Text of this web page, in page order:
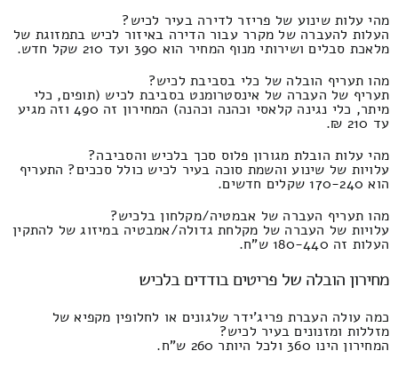
מהי עלות שינוע של פריזר לדירה בעיר לכיש?
העלות להעברה של מקרר עבור הדירה באיזור לכיש בתמזוגת של
מלאכת סבלים ושירותי מנוף המחיר הוא 390 ועד 210 שקל חדש.
מהו תעריף הובלה של כלי בסביבת לכיש?
תעריף של העברה של אינסטרומנט בסביבת לכיש (תופים, כלי
מיתר, כלי נגינה קלאסי וכהנה וכהנה) המחירון זה 490 וזה מגיע
עד 210 ₪.
מהי עלות הובלת מגורון פלוס סכך בלכיש והסביבה?
עלויות של שינוע והשמת סוכה בעיר לכיש כולל סככים? התעריף
הוא 170-240 שקלים חדשים.
מהו תעריף העברה של אבמטיה/מקלחון בלכיש?
עלויות של העברה של מקלחת גדולה/אמבטיה במיזוג של להתקין
העלות זה 180-440 ש"ח.
מחירון הובלה של פריטים בודדים בלכיש
כמה עולה העברת פריג'ידר שלגונים או לחלופין מקפיא של
מזללות ומזנונים בעיר לכיש?
המחירון הינו 360 ולכל היותר 260 ש"ח.